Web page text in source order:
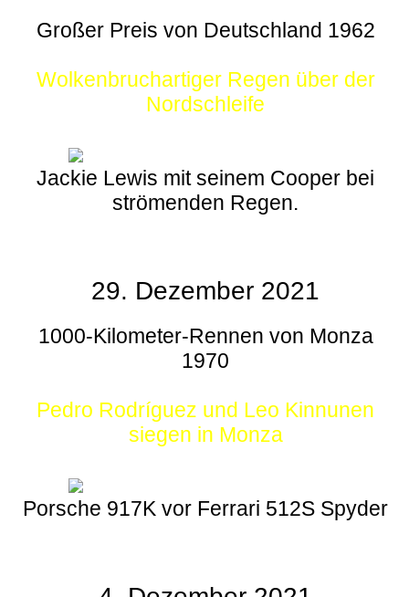
Großer Preis von Deutschland 1962
Wolkenbruchartiger Regen über der
Nordschleife
Jackie Lewis mit seinem Cooper bei
strömenden Regen.
29. Dezember 2021
1000-Kilometer-Rennen von Monza
1970
Pedro Rodríguez und Leo Kinnunen
siegen in Monza
Porsche 917K vor Ferrari 512S Spyder